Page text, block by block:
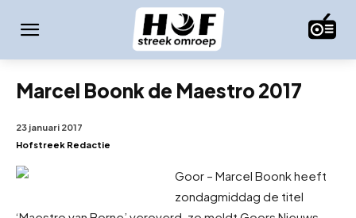
Marcel Boonk de Maestro 2017
23 januari 2017
Hofstreek Redactie
Goor – Marcel Boonk heeft
zondagmiddag de titel